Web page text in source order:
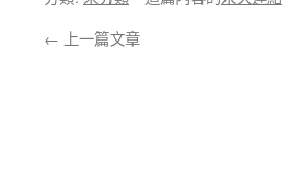
← 上一篇文章